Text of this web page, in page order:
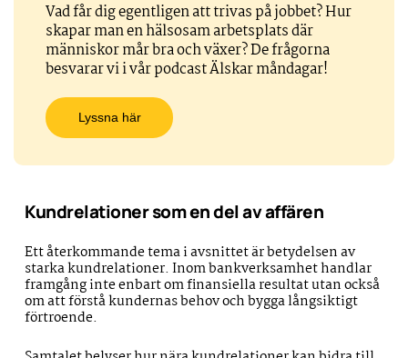
Vad får dig egentligen att trivas på jobbet? Hur
skapar man en hälsosam arbetsplats där
människor mår bra och växer? De frågorna
besvarar vi i vår podcast Älskar måndagar!
Lyssna här
Kundrelationer som en del av affären
Ett återkommande tema i avsnittet är betydelsen av
starka kundrelationer. Inom bankverksamhet handlar
framgång inte enbart om finansiella resultat utan också
om att förstå kundernas behov och bygga långsiktigt
förtroende.